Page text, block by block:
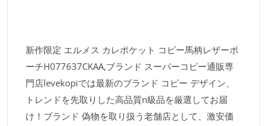
新作限定 エルメス カレポケット コピー馬柄レザーポ
ーチH077637CKAA,ブランド スーパーコピー通販専
門店levekopiでは最新のブランド コピー デザイン、
トレンドを先取りした高品質n級品を厳選してお届
け！ブランド 偽物を取り扱う老舗店として、激安価